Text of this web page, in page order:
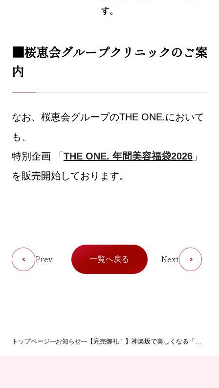
す。
■桜恵会グループクリニックのご案
内
なお、桜恵会グループのTHE ONE.において
も、
特別企画 「 THE ONE. 年間美容福袋2026」
を販売開始しております。
Prev 一覧へ戻る Next
トップページ お知らせ
【完売御礼！】神楽坂で美しくなる「美